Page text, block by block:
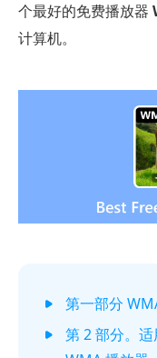
个最好的免费播放器
计算机。
第一部分
第 2 部分。